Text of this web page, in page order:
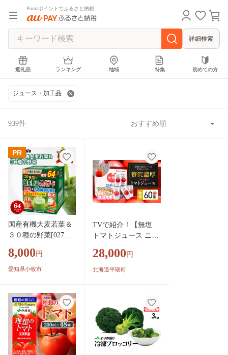
Pontaポイントでふるさと納税
詳細検索
返礼品 ランキング 地域 特集 初めての方
ジュース・加工品
939件
国産有機大麦若葉＆
３０種の野菜[027Y1
8,000 円
愛知県小牧市
PR
TVで紹介！【無塩
トマトジュース ニシ
完熟生食用 贅沢濃厚
人気 ランキング 無糖
やすい 野菜ジュース
北海道 平取町 送料無
料 BRTH002
28,000 円
北海道平取町